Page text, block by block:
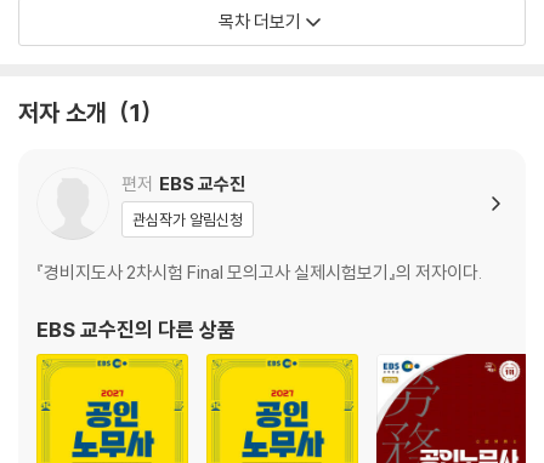
CHAPTER 10 임금채권보장법
CHAPTER 01 노동조합 및 노동관계조정법
CHAPTER 02 근로자참여 및 협력증진에 관한 법률
CHAPTER 03 노동위원회법
CHAPTER 04 공무원의 노동조합 설립 및 운영 등에 관한 법률
목차 더보기
저자 소개 1
편저 EBS 교수진
관심작가 알림신청
『경비지도사 2차시험 Final 모의고사 실제시험보기』의 저자이다.
EBS 교수진의 다른 상품